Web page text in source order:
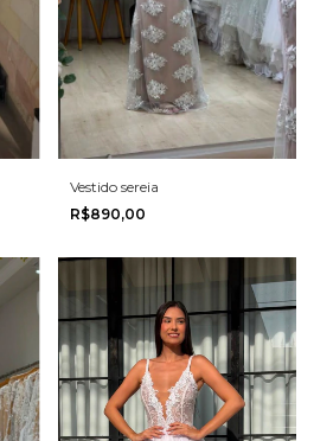
Vestido sereia
R$890,00